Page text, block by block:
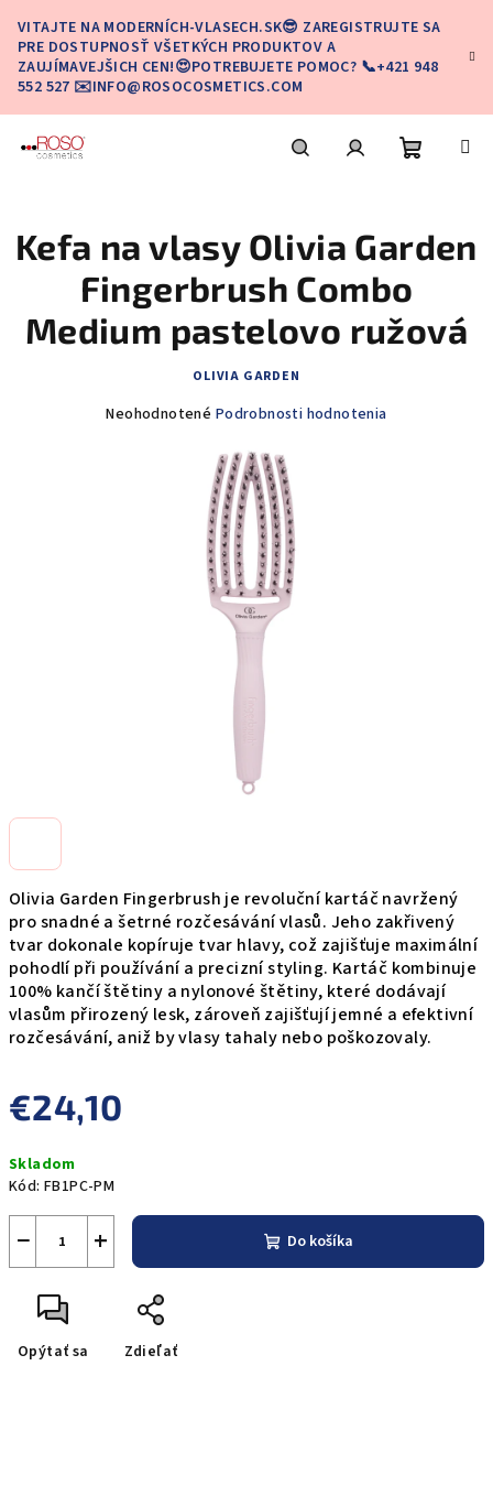
obsah
VITAJTE NA MODERNÍCH-VLASECH.SK😎 ZAREGISTRUJTE SA
PRE DOSTUPNOSŤ VŠETKÝCH PRODUKTOV A
ZAUJÍMAVEJŠICH CEN!😍POTREBUJETE POMOC? 📞+421 948
552 527 ✉️INFO@ROSOCOSMETICS.COM
košík
Olivia Garden Fingerbrush je revoluční kartáč navržený
pro snadné a šetrné rozčesávání vlasů. Jeho zakřivený
tvar dokonale kopíruje tvar hlavy, což zajišťuje maximální
pohodlí při používání a precizní styling. Kartáč kombinuje
100% kančí štětiny a nylonové štětiny, které dodávají
vlasům přirozený lesk, zároveň zajišťují jemné a efektivní
rozčesávání, aniž by vlasy tahaly nebo poškozovaly.
€24,10
cena:
Skladom
Kód: FB1PC-PM
+
− Do košíka
Opýtať sa Zdieľať
Kefa na vlasy Olivia Garden
Fingerbrush Combo
Medium pastelovo ružová
OLIVIA GARDEN
Priemerné
Neohodnotené Podrobnosti hodnotenia